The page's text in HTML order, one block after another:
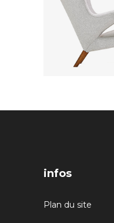
infos
Plan du site